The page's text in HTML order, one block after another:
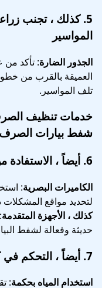
5. كذلك ، تجنب
المواسير
الجذور الضارة: تأكد من
العميقة بالقرب من
تلف المواسير.
خدمات تنظيف
شفط بيارات
6. أيضاً ، الاستفادة
الكاميرات البصرية:
لتحديد مواقع
كذلك ، الأجهزة المتقدمة
حديثة وفعالة لشفط
7. أيضاً ، التحكم
استخدام المياه بحكمة: